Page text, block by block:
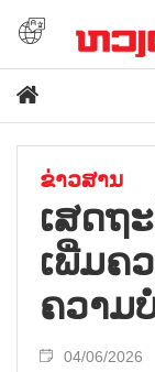
ຂ່າວສານ
ເສດຖ
ເພີ່ມຄ
ຄວາມ
04/06/2026